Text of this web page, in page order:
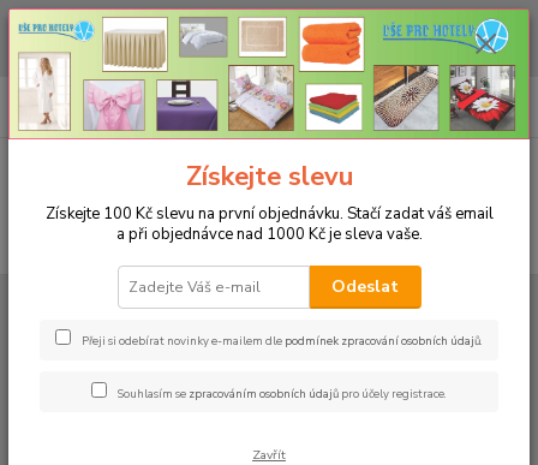
CHCETE NAKOUPIT VĚTŠÍ MNOŽSTVÍ NAŠICH PRODUKTŮ ZA LEPŠÍ
CENU? Klikněte ZDE
CZK
+420 773 794 023
Pondělí-pátek 9-16 hodin
0ks
za0 Kč
UBRUSY
Luxusní ubrusy Atlas-Rodos s vodoodpudivou úpravou
Ubrus ATLAS 38x180cm bordo
Získejte slevu
Získejte 100 Kč slevu na první objednávku. Stačí zadat váš email
a při objednávce nad 1000 Kč je sleva vaše.
Odeslat
Přeji si odebírat novinky e-mailem dle podmínek zpracování osobních údajů.
Souhlasím se zpracováním osobních údajů pro účely registrace.
Zavřít